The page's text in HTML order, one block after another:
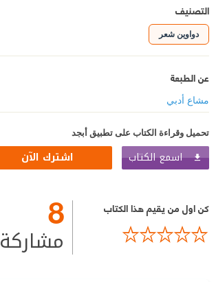
التصنيف
دواوين شعر
عن الطبعة
مشاع أدبي
تحميل وقراءة الكتاب على تطبيق أبجد
اسمع الكتاب اشترك الآن
كن اول من يقيم هذا الكتاب 8
مشاركة